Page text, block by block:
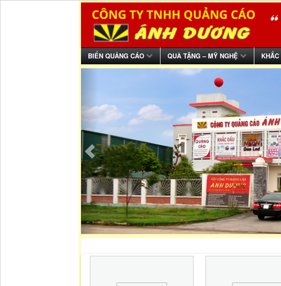
BIỂN QUẢNG CÁO QUÀ TẶNG – MỸ NGHỆ